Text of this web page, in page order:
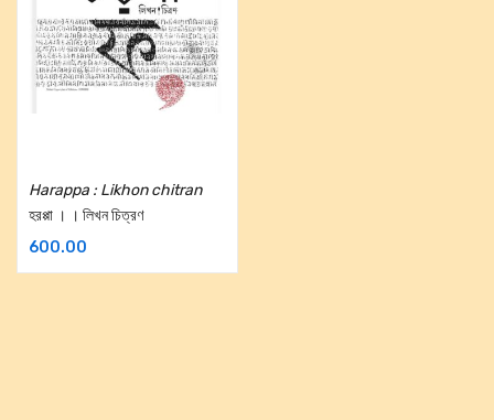
Harappa : Likhon chitran
হরপ্পা । । লিখন চিত্রণ
600.00